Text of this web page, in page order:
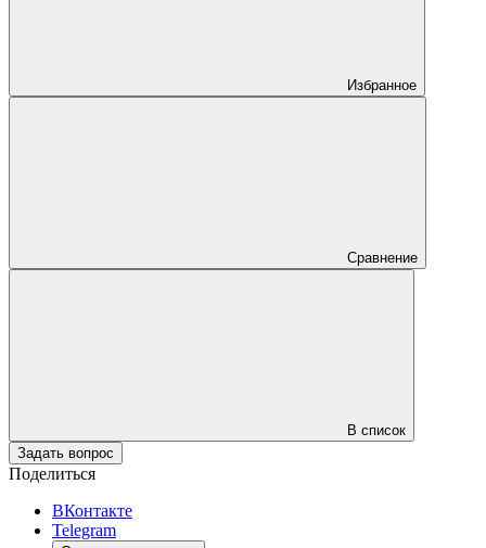
Избранное
Сравнение
В список
Задать вопрос
Поделиться
ВКонтакте
Telegram